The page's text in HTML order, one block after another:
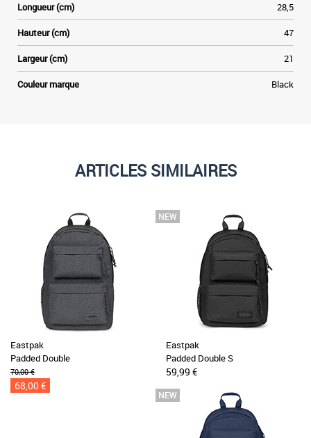
Longueur (cm) 28,5
Hauteur (cm) 47
Largeur (cm) 21
Couleur marque Black
ARTICLES SIMILAIRES
Eastpak
Padded Double
70,00 €
68,00 €
Eastpak
Padded Double S
59,99 €